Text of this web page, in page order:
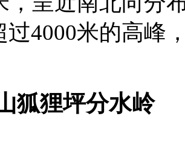
过4000米的高峰
狐狸坪分水岭